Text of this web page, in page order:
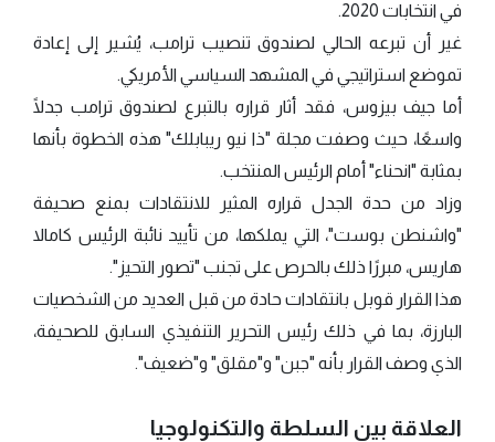
في انتخابات 2020.
غير أن تبرعه الحالي لصندوق تنصيب ترامب، يُشير إلى إعادة
تموضع استراتيجي في المشهد السياسي الأمريكي.
أما جيف بيزوس، فقد أثار قراره بالتبرع لصندوق ترامب جدلًا
واسعًا، حيث وصفت مجلة "ذا نيو ريبابلك" هذه الخطوة بأنها
بمثابة "انحناء" أمام الرئيس المنتخب.
وزاد من حدة الجدل قراره المثير للانتقادات بمنع صحيفة
"واشنطن بوست"، التي يملكها، من تأييد نائبة الرئيس كامالا
هاريس، مبررًا ذلك بالحرص على تجنب "تصور التحيز".
هذا القرار قوبل بانتقادات حادة من قبل العديد من الشخصيات
البارزة، بما في ذلك رئيس التحرير التنفيذي السابق للصحيفة،
الذي وصف القرار بأنه "جبن" و"مقلق" و"ضعيف".
العلاقة بين السلطة والتكنولوجيا